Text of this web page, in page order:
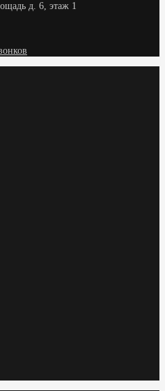
д. 6, этаж 1